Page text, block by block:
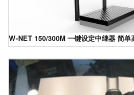
W-NET 150/300M 一键设定中继器 简单